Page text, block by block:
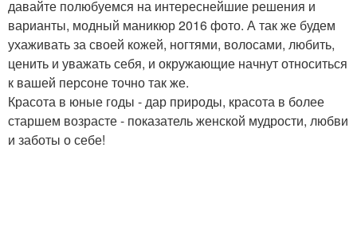
давайте полюбуемся на интереснейшие решения и
варианты, модный маникюр 2016 фото. А так же будем
ухаживать за своей кожей, ногтями, волосами, любить,
ценить и уважать себя, и окружающие начнут относиться
к вашей персоне точно так же.
Красота в юные годы - дар природы, красота в более
старшем возрасте - показатель женской мудрости, любви
и заботы о себе!